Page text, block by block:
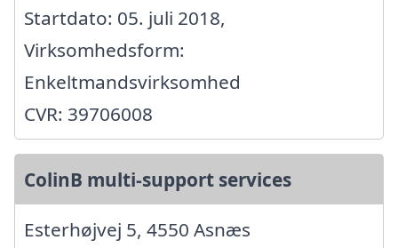
Startdato: 05. juli 2018,
Virksomhedsform:
Enkeltmandsvirksomhed
CVR: 39706008
ColinB multi-support services
Esterhøjvej 5, 4550 Asnæs